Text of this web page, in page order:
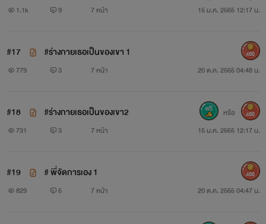
1.1k 9 7 หน้า 15 ม.ค. 2565 12:17 น.
#17 #ร่างกายเธอเป็นของเขา 1
779 3 7 หน้า 20 ต.ค. 2565 04:48 น.
400
#18 #ร่างกายเธอเป็นของเขา2
731 3 7 หน้า 15 ม.ค. 2565 12:17 น.
หรือ 400
#19 # พี่จัดการเอง 1
829 5 7 หน้า 20 ต.ค. 2565 04:47 น.
400